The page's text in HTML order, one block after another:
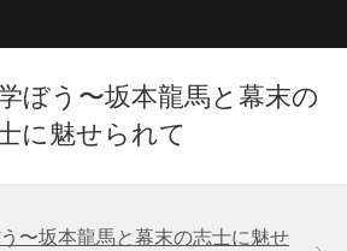
ぼう〜坂本龍馬と幕末の
に魅せられて
〜坂本龍馬と幕末の志士に魅せ